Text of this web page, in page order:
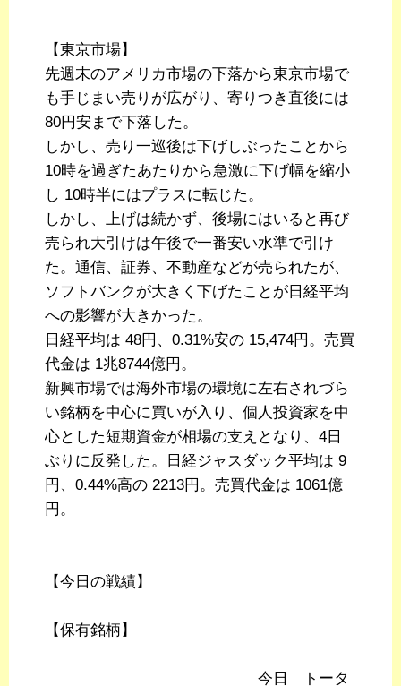
【東京市場】
先週末のアメリカ市場の下落から東京市場で
も手じまい売りが広がり、寄りつき直後には
80円安まで下落した。
しかし、売り一巡後は下げしぶったことから
10時を過ぎたあたりから急激に下げ幅を縮小
し 10時半にはプラスに転じた。
しかし、上げは続かず、後場にはいると再び
売られ大引けは午後で一番安い水準で引け
た。通信、証券、不動産などが売られたが、
ソフトバンクが大きく下げたことが日経平均
への影響が大きかった。
日経平均は 48円、0.31%安の 15,474円。売買
代金は 1兆8744億円。
新興市場では海外市場の環境に左右されづら
い銘柄を中心に買いが入り、個人投資家を中
心とした短期資金が相場の支えとなり、4日
ぶりに反発した。日経ジャスダック平均は 9
円、0.44%高の 2213円。売買代金は 1061億
円。
【今日の戦績】
【保有銘柄】
今日 トータ